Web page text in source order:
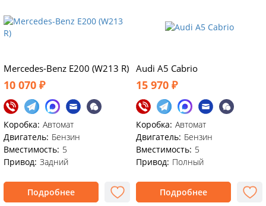
Mercedes-Benz E200 (W213 R)
10 070 ₽
Коробка: Автомат
Двигатель: Бензин
Вместимость: 5
Привод: Задний
Подробнее
Audi A5 Cabrio
15 970 ₽
Коробка: Автомат
Двигатель: Бензин
Вместимость: 5
Привод: Полный
Подробнее